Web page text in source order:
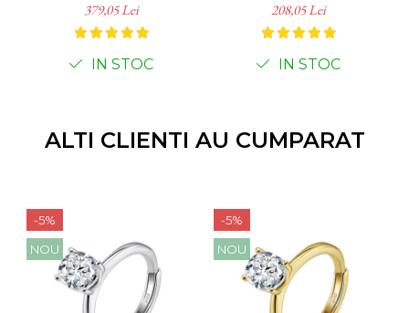
379,05 Lei
IN STOC
208,05 Lei
IN STOC
ALTI CLIENTI AU CUMPARAT
-5%
NOU
-5%
NOU